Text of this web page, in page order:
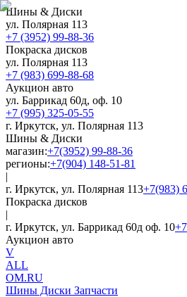
Шины & Диски
ул. Полярная 113
+7 (3952) 99-88-36
Покраска дисков
ул. Полярная 113
+7 (983) 699-88-68
Аукцион авто
ул. Баррикад 60д, оф. 10
+7 (995) 325-05-55
г. Иркутск, ул. Полярная 113
Шины & Диски
магазин:+7(3952) 99-88-36
регионы:+7(904) 148-51-81
|
г. Иркутск, ул. Полярная 113+7(983)
Покраска дисков
|
г. Иркутск, ул. Баррикад 60д оф. 10
Аукцион авто
V
ALL
OM.RU
Шины Диски Запчасти